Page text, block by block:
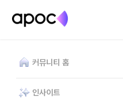
커뮤니티 홈
인사이트